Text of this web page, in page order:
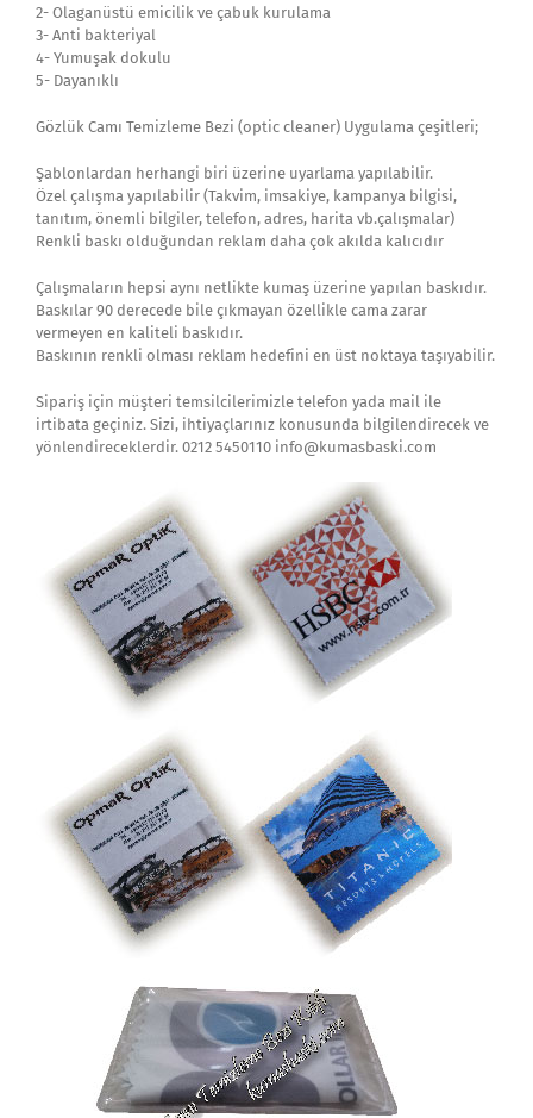
2- Olaganüstü emicilik ve çabuk kurulama
3- Anti bakteriyal
4- Yumuşak dokulu
5- Dayanıklı
Gözlük Camı Temizleme Bezi (optic cleaner) Uygulama çeşitleri;
Şablonlardan herhangi biri üzerine uyarlama yapılabilir.
Özel çalışma yapılabilir (Takvim, imsakiye, kampanya bilgisi,
tanıtım, önemli bilgiler, telefon, adres, harita vb.çalışmalar)
Renkli baskı olduğundan reklam daha çok akılda kalıcıdır
Çalışmaların hepsi aynı netlikte kumaş üzerine yapılan baskıdır.
Baskılar 90 derecede bile çıkmayan özellikle cama zarar
vermeyen en kaliteli baskıdır.
Baskının renkli olması reklam hedefini en üst noktaya taşıyabilir.
Sipariş için müşteri temsilcilerimizle telefon yada mail ile
irtibata geçiniz. Sizi, ihtiyaçlarınız konusunda bilgilendirecek ve
yönlendireceklerdir. 0212 5450110 info@kumasbaski.com